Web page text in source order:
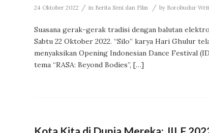
24 Oktober 2022 / in Berita Seni dan Film / by Borobudur
Suasana gerak-gerak tradisi dengan balutan
Sabtu 22 Oktober 2022. “Silo” karya Hari Ghulur
menyaksikan Opening Indonesian Dance Festival
tema “RASA: Beyond Bodies”, […]